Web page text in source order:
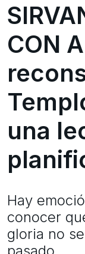
CON
una
Hay
conocer
gloria no